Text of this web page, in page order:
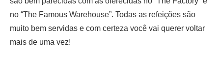
no “The Famous Warehouse”. Todas as refeições são
muito bem servidas e com certeza você vai querer voltar
mais de uma vez!